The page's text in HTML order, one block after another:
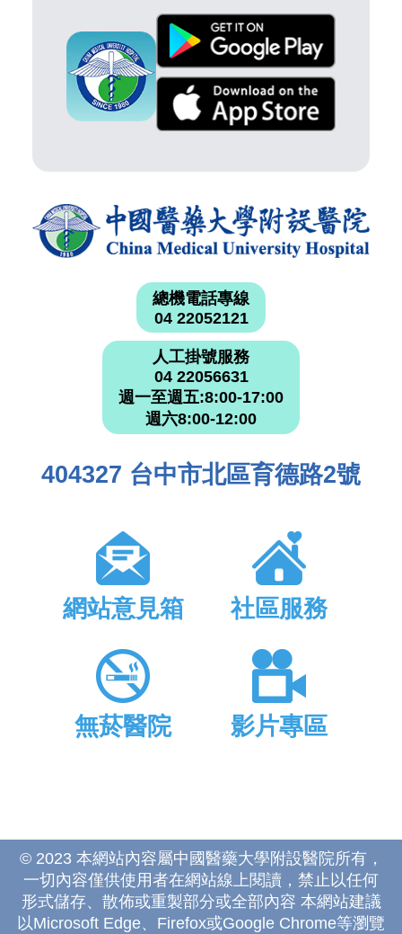
總機電話專線
04 22052121
人工掛號服務
04 22056631
週一至週五:8:00-17:00
週六8:00-12:00
404327 台中市北區育德路2號
網站意見箱 社區服務
無菸醫院 影片專區
© 2023 本網站內容屬中國醫藥大學附設醫院所有，
一切內容僅供使用者在網站線上閱讀，禁止以任何
形式儲存、散佈或重製部分或全部內容 本網站建議
以Microsoft Edge、Firefox或Google Chrome等瀏覽